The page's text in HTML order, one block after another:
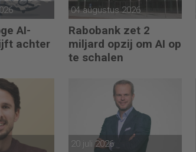
AI-
achter
04 augustus 2026
Rabobank zet 2
miljard opzij om AI op
te schalen
20 juli 2026